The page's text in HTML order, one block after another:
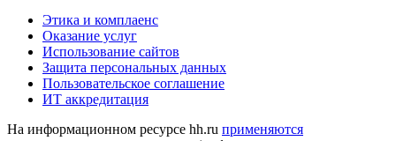
Этика и комплаенс
Оказание услуг
Использование сайтов
Защита персональных данных
Пользовательское соглашение
ИТ аккредитация
На информационном ресурсе hh.ru применяются